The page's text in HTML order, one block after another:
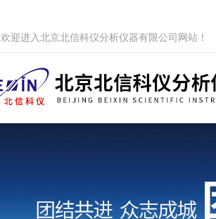
迎进入北京北信科仪分析仪器有限公司网站！